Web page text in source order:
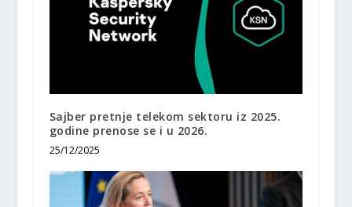
Sajber pretnje telekom sektoru iz 2025.
godine prenose se i u 2026.
25/12/2025